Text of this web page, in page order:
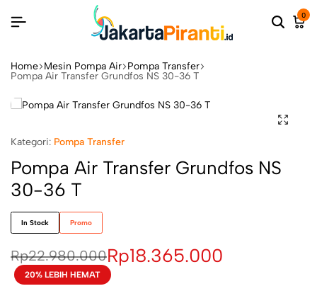
0
Home Mesin Pompa Air Pompa Transfer
Pompa Air Transfer Grundfos NS 30-36 T
Kategori: Pompa Transfer
Pompa Air Transfer Grundfos NS
30-36 T
In Stock Promo
Rp22.980.000Rp18.365.000
20% LEBIH HEMAT